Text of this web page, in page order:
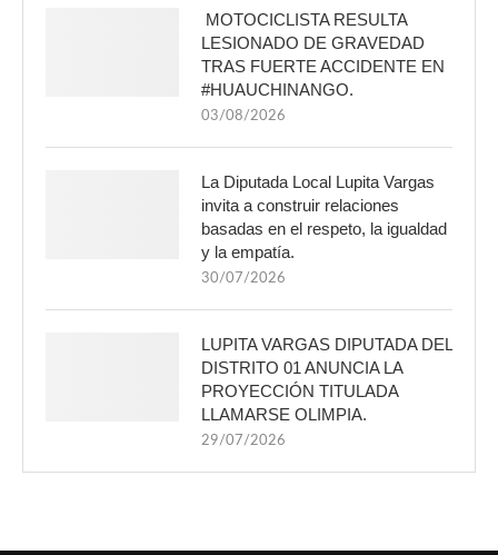
MOTOCICLISTA RESULTA
LESIONADO DE GRAVEDAD
TRAS FUERTE ACCIDENTE EN
#HUAUCHINANGO.
03/08/2026
La Diputada Local Lupita Vargas
invita a construir relaciones
basadas en el respeto, la igualdad
y la empatía.
30/07/2026
LUPITA VARGAS DIPUTADA DEL
DISTRITO 01 ANUNCIA LA
PROYECCIÓN TITULADA
LLAMARSE OLIMPIA.
29/07/2026